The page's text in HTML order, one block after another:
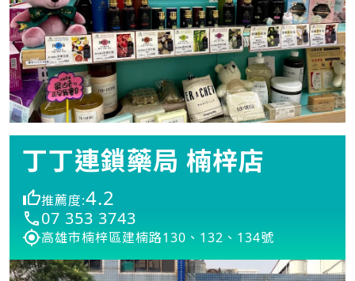
丁丁連鎖藥局 楠梓店
推薦度:4.2
07 353 3743
高雄市楠梓區建楠路130、132、134號